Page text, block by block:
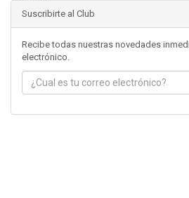
Suscribirte al Club
Recibe todas nuestras novedades
electrónico.